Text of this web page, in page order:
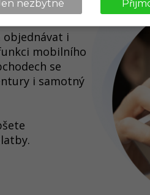
i
mobilního
se
i samotný
nezbytné